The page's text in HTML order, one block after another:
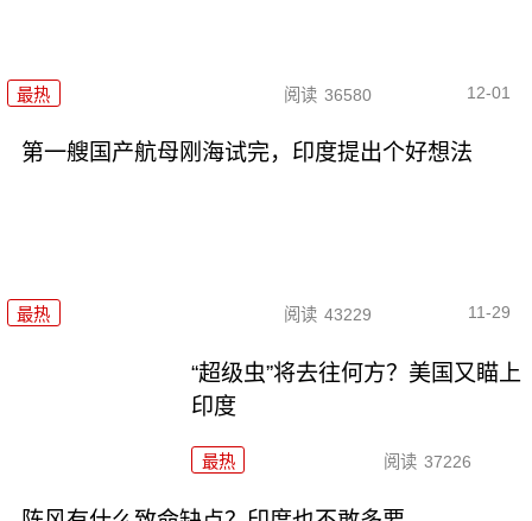
最热 阅读 36580 12-01
第一艘国产航母刚海试完，印度提出个好想法
最热 阅读 43229 11-29
“超级虫”将去往何方？美国又瞄上
印度
最热 阅读 37226